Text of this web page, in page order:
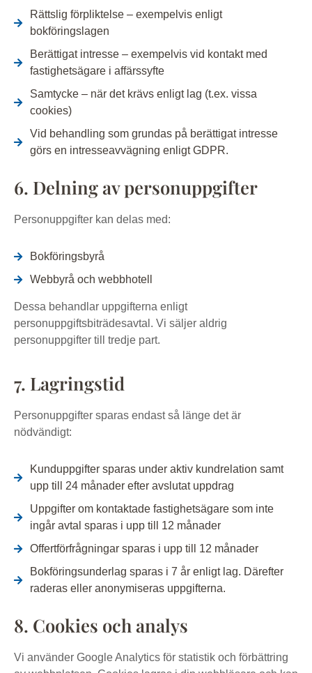
Rättslig förpliktelse – exempelvis enligt
bokföringslagen
Berättigat intresse – exempelvis vid kontakt med
fastighetsägare i affärssyfte
Samtycke – när det krävs enligt lag (t.ex. vissa
cookies)
Vid behandling som grundas på berättigat intresse
görs en intresseavvägning enligt GDPR.
6. Delning av personuppgifter
Personuppgifter kan delas med:
Bokföringsbyrå
Webbyrå och webbhotell
Dessa behandlar uppgifterna enligt
personuppgiftsbiträdesavtal. Vi säljer aldrig
personuppgifter till tredje part.
7. Lagringstid
Personuppgifter sparas endast så länge det är
nödvändigt:
Kunduppgifter sparas under aktiv kundrelation samt
upp till 24 månader efter avslutat uppdrag
Uppgifter om kontaktade fastighetsägare som inte
ingår avtal sparas i upp till 12 månader
Offertförfrågningar sparas i upp till 12 månader
Bokföringsunderlag sparas i 7 år enligt lag. Därefter
raderas eller anonymiseras uppgifterna.
8. Cookies och analys
Vi använder Google Analytics för statistik och förbättring